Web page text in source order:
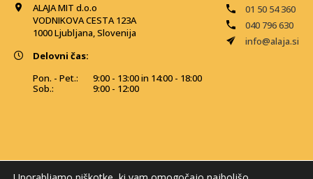
ALAJA MIT d.o.o
VODNIKOVA CESTA 123A
1000 Ljubljana, Slovenija
01 50 54 360
040 796 630
info@alaja.si
Delovni čas:
Pon. - Pet.:
Sob.:
9:00 - 13:00 in 14:00 - 18:00
9:00 - 12:00